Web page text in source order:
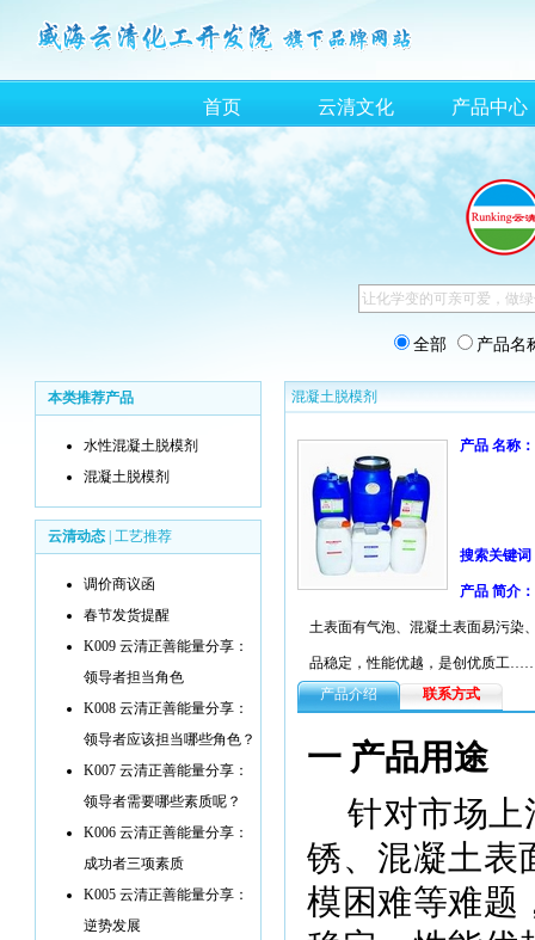
首页 云清文化 产品中心
全部 产品名
本类推荐产品
水性混凝土脱模剂
混凝土脱模剂
云清动态 工艺推荐
调价商议函
春节发货提醒
K009 云清正善能量分享：
领导者担当角色
K008 云清正善能量分享：
领导者应该担当哪些角色？
K007 云清正善能量分享：
领导者需要哪些素质呢？
K006 云清正善能量分享：
成功者三项素质
K005 云清正善能量分享：
逆势发展
混凝土脱模剂
产品 名称：
搜索关键词
产品 简介：
土表面有气泡、混凝土表面易污染
品稳定，性能优越，是创优质工
产品介绍
联系方式
一 产品用途
针对市场上
锈、混凝土表
模困难等难题